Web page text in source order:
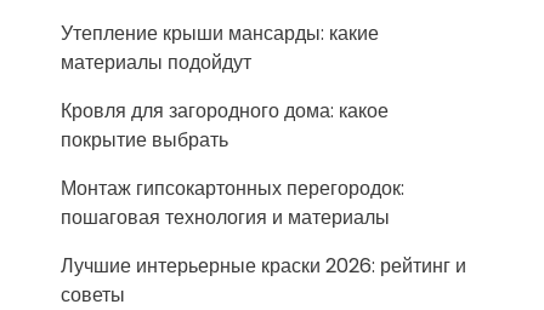
Утепление крыши мансарды: какие
материалы подойдут
Кровля для загородного дома: какое
покрытие выбрать
Монтаж гипсокартонных перегородок:
пошаговая технология и материалы
Лучшие интерьерные краски 2026: рейтинг и
советы